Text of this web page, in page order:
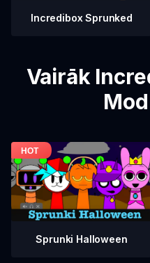
Incredibox Sprunked
Vairāk
Sprunki Halloween